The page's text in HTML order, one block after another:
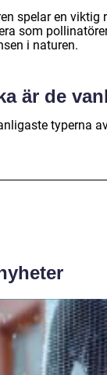
spelar en
som
i naturen.
är de
typerna